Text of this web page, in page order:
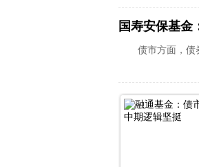
国寿安保基金
债市方面，债